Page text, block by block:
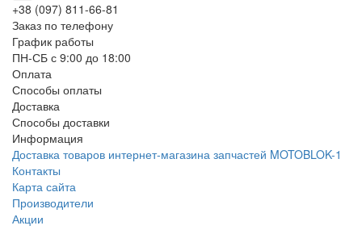
+38 (097) 811-66-81
Заказ по телефону
График работы
ПН-СБ с 9:00 до 18:00
Оплата
Способы оплаты
Доставка
Способы доставки
Информация
Доставка товаров интернет-магазина запчастей MOTOBLOK-1
Контакты
Карта сайта
Производители
Акции